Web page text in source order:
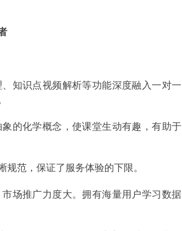
、知识点视频解析等功能深度融入一对一
的化学概念，使课堂生动有趣，有助于
规范，保证了服务体验的下限。
场推广力度大。拥有海量用户学习数据